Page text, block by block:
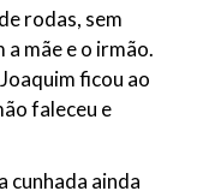
rodas, sem
mãe e o irmão.
ficou ao
faleceu e
cunhada ainda